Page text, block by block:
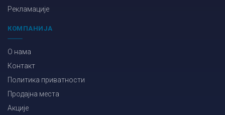
Рекламације
КОМПАНИЈА
О нама
Контакт
Политика приватности
Продајна места
Акције